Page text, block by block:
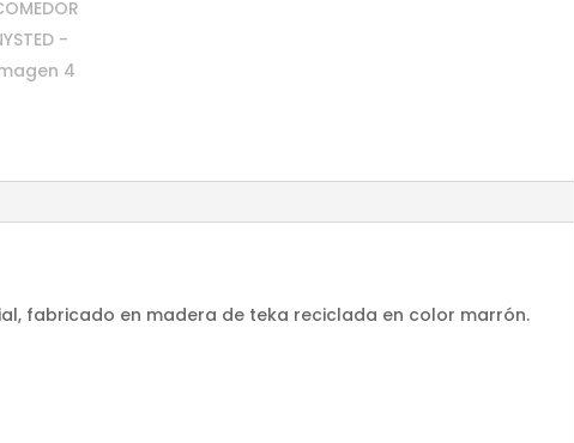
fabricado en madera de teka reciclada en color marrón.